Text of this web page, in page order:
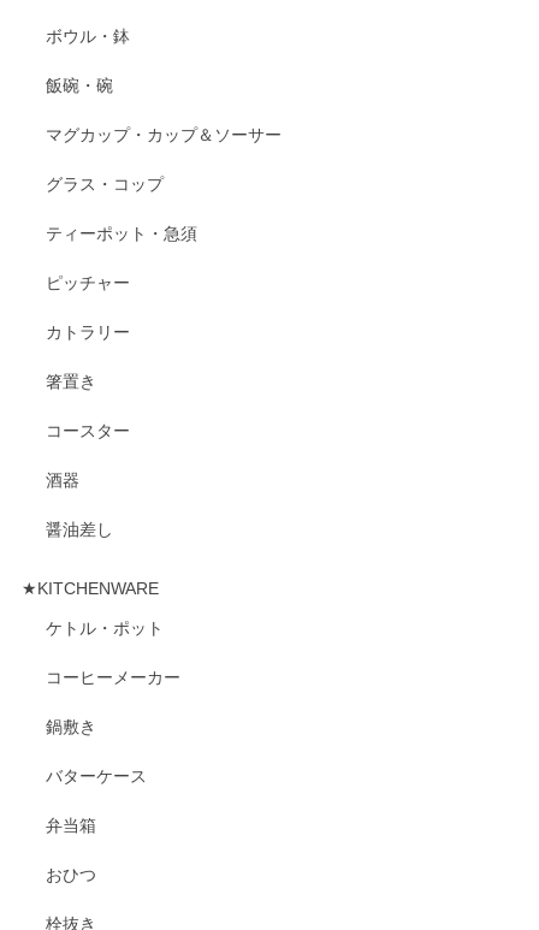
ボウル・鉢
飯碗・碗
マグカップ・カップ＆ソーサー
グラス・コップ
ティーポット・急須
ピッチャー
カトラリー
箸置き
コースター
酒器
醤油差し
★KITCHENWARE
ケトル・ポット
コーヒーメーカー
鍋敷き
バターケース
弁当箱
おひつ
栓抜き